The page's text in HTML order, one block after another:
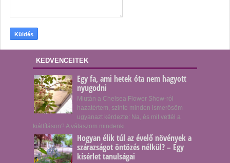
KEDVENCEITEK
Egy fa, ami hetek óta nem hagyott
nyugodni
Miután a Chelsea Flower Show-ról
hazatértem, szinte minden ismerősöm
ugyanazt kérdezte: Na, és mit vettél a
kiállításon? A válaszom mindenki...
Hogyan élik túl az évelő növények a
szárazságot öntözés nélkül? – Egy
kísérlet tanulságai